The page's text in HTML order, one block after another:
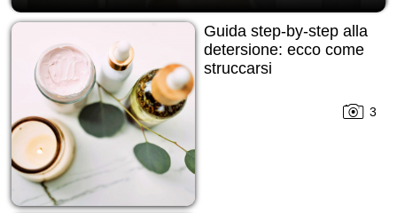
Guida step-by-step alla
detersione: ecco come
struccarsi
3